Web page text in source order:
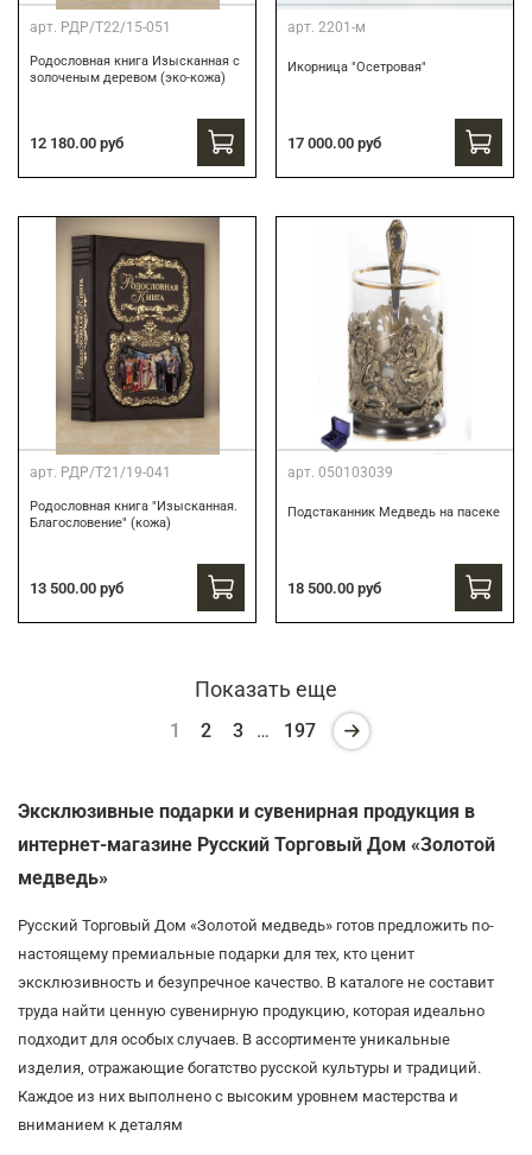
арт. РДР/Т22/15-051
Родословная книга Изысканная с
золоченым деревом (эко-кожа)
12 180.00 руб
арт. 2201-м
Икорница "Осетровая"
17 000.00 руб
арт. РДР/Т21/19-041
Родословная книга "Изысканная.
Благословение" (кожа)
13 500.00 руб
арт. 050103039
Подстаканник Медведь на пасеке
18 500.00 руб
Показать еще
1 2 3 … 197
Эксклюзивные подарки и сувенирная продукция в
интернет-магазине Русский Торговый Дом «Золотой
медведь»
Русский Торговый Дом «Золотой медведь» готов предложить по-
настоящему премиальные подарки для тех, кто ценит
эксклюзивность и безупречное качество. В каталоге не составит
труда найти ценную сувенирную продукцию, которая идеально
подходит для особых случаев. В ассортименте уникальные
изделия, отражающие богатство русской культуры и традиций.
Каждое из них выполнено с высоким уровнем мастерства и
вниманием к деталям